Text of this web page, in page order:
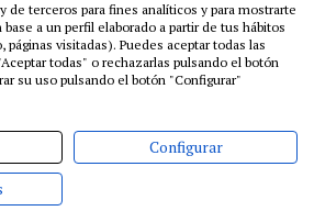
de terceros para fines analíticos y para mostrarte
a un perfil elaborado a partir de tus hábitos
páginas visitadas). Puedes aceptar todas las
todas" o rechazarlas pulsando el botón
su uso pulsando el botón "Configurar"
Configurar